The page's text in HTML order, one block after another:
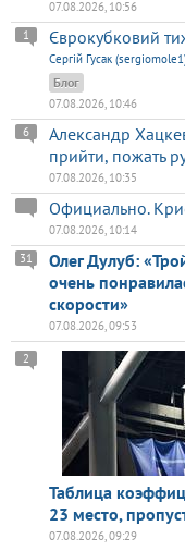
07.08.2026, 10:56
Єврокубковий
1
Сергій Гусак
Блог
07.08.2026, 10:46
Александр
прийти, пожать
6
07.08.2026, 10:35
Официально.
07.08.2026, 10:14
Олег Дулуб:
очень
скорости»
31
07.08.2026, 09:53
Таблица
23 место,
2
07.08.2026, 09:29